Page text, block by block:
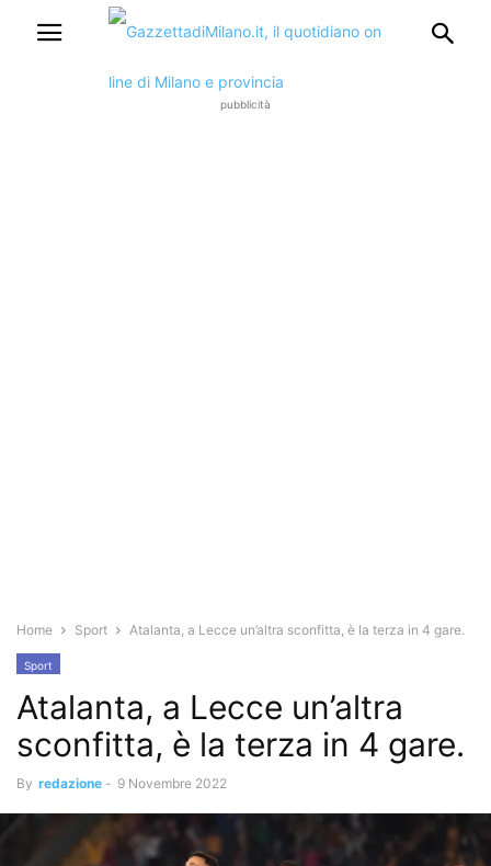
pubblicità
Home Sport Atalanta, a Lecce un’altra sconfitta, è la terza in 4 gare.
Sport
Atalanta, a Lecce un’altra
sconfitta, è la terza in 4 gare.
By redazione - 9 Novembre 2022